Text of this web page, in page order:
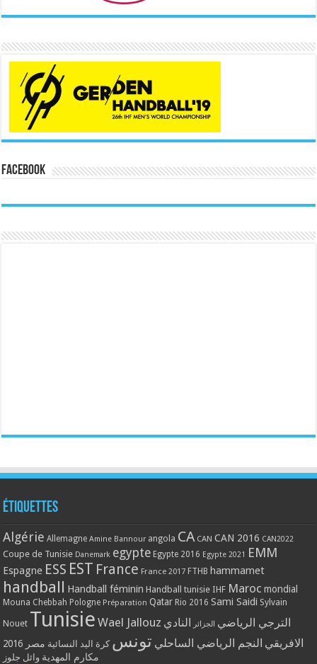
Facebook
Étiquettes
Algérie Allemagne Amine Bannour angola CA CAN CAN 2016 CAN2022
Coupe de Tunisie Danemark egypte Egypte 2016 Egypte 2021 EMM
Espagne ESS EST France France 2017 FTHB hammamet
handball Handball féminin Handball tunisie IHF Maroc mondial
Mouna Chebbah Pologne Préparation Qatar Rio 2016 Sami Saidi Sylvain
Nouet Tunisie Wael Jallouz الترجي الرياضي الجزائر
النادي
الافريقي النجم الرياضي الساحلي تونس كرة اليد النسائية مصر 2016
مكارم المهدية وائل جلوز